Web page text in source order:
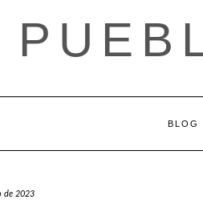
BLOG
de 2023